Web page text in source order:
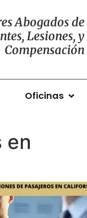
Abogados de
Lesiones, y
Compensación
Oficinas
en